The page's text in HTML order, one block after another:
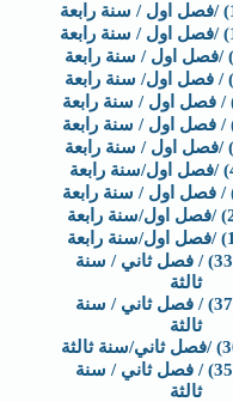
الجلسة (33) / فصل ثاني / سنة
ثالثة
الجلسة (37) / فصل ثاني / سنة
ثالثة
الجلسة (35) / فصل ثاني / سنة
ثالثة